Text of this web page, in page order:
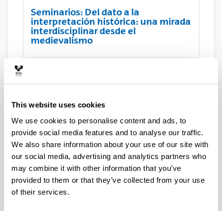
This website uses cookies
We use cookies to personalise content and ads, to
provide social media features and to analyse our traffic.
We also share information about your use of our site with
our social media, advertising and analytics partners who
may combine it with other information that you’ve
provided to them or that they’ve collected from your use
of their services.
Seminarios: Del dato a la
interpretación histórica: una mirada
interdisciplinar desde el
medievalismo
noroeste peninsular (siglos IX-XI)
Seminario: ¿Ver para creer?
Falsificaciones documentales en la
Edad Media